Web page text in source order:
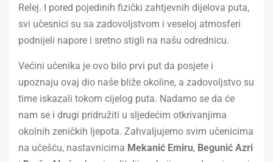
Relej. I pored pojedinih fizički zahtjevnih dijelova puta,
svi učesnici su sa zadovoljstvom i veseloj atmosferi
podnijeli napore i sretno stigli na našu odrednicu.
Većini učenika je ovo bilo prvi put da posjete i
upoznaju ovaj dio naše bliže okoline, a zadovoljstvo su
time iskazali tokom cijelog puta. Nadamo se da će
nam se i drugi pridružiti u sljedećim otkrivanjima
okolnih zeničkih ljepota. Zahvaljujemo svim učenicima
na učešću, nastavnicima Mekanić Emiru, Begunić Azri